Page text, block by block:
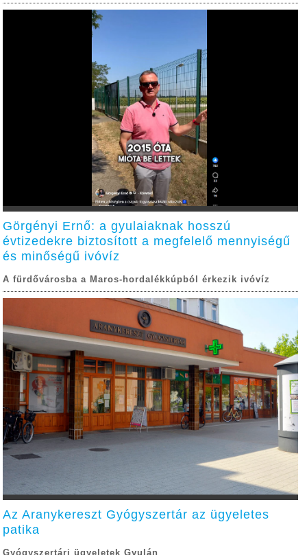
Görgényi Ernő: a gyulaiaknak hosszú
évtizedekre biztosított a megfelelő mennyiségű
és minőségű ivóvíz
A fürdővárosba a Maros-hordalékkúpból érkezik ivóvíz
Az Aranykereszt Gyógyszertár az ügyeletes
patika
Gyógyszertári ügyeletek Gyulán